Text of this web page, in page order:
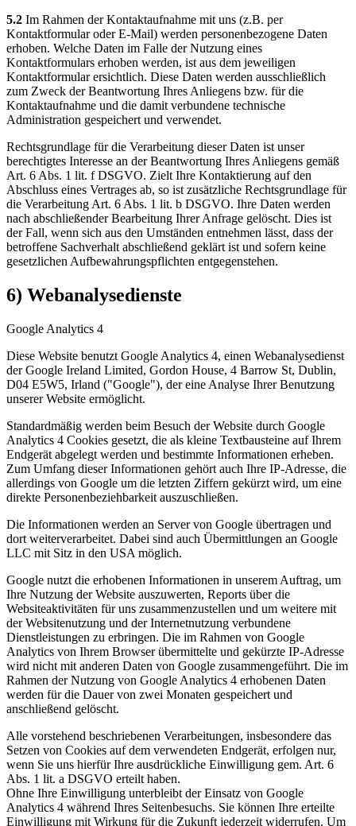
5.2 Im Rahmen der Kontaktaufnahme mit uns (z.B. per
Kontaktformular oder E-Mail) werden personenbezogene Daten
erhoben. Welche Daten im Falle der Nutzung eines
Kontaktformulars erhoben werden, ist aus dem jeweiligen
Kontaktformular ersichtlich. Diese Daten werden ausschließlich
zum Zweck der Beantwortung Ihres Anliegens bzw. für die
Kontaktaufnahme und die damit verbundene technische
Administration gespeichert und verwendet.
Rechtsgrundlage für die Verarbeitung dieser Daten ist unser
berechtigtes Interesse an der Beantwortung Ihres Anliegens gemäß
Art. 6 Abs. 1 lit. f DSGVO. Zielt Ihre Kontaktierung auf den
Abschluss eines Vertrages ab, so ist zusätzliche Rechtsgrundlage für
die Verarbeitung Art. 6 Abs. 1 lit. b DSGVO. Ihre Daten werden
nach abschließender Bearbeitung Ihrer Anfrage gelöscht. Dies ist
der Fall, wenn sich aus den Umständen entnehmen lässt, dass der
betroffene Sachverhalt abschließend geklärt ist und sofern keine
gesetzlichen Aufbewahrungspflichten entgegenstehen.
6) Webanalysedienste
Google Analytics 4
Diese Website benutzt Google Analytics 4, einen Webanalysedienst
der Google Ireland Limited, Gordon House, 4 Barrow St, Dublin,
D04 E5W5, Irland ("Google"), der eine Analyse Ihrer Benutzung
unserer Website ermöglicht.
Standardmäßig werden beim Besuch der Website durch Google
Analytics 4 Cookies gesetzt, die als kleine Textbausteine auf Ihrem
Endgerät abgelegt werden und bestimmte Informationen erheben.
Zum Umfang dieser Informationen gehört auch Ihre IP-Adresse, die
allerdings von Google um die letzten Ziffern gekürzt wird, um eine
direkte Personenbeziehbarkeit auszuschließen.
Die Informationen werden an Server von Google übertragen und
dort weiterverarbeitet. Dabei sind auch Übermittlungen an Google
LLC mit Sitz in den USA möglich.
Google nutzt die erhobenen Informationen in unserem Auftrag, um
Ihre Nutzung der Website auszuwerten, Reports über die
Websiteaktivitäten für uns zusammenzustellen und um weitere mit
der Websitenutzung und der Internetnutzung verbundene
Dienstleistungen zu erbringen. Die im Rahmen von Google
Analytics von Ihrem Browser übermittelte und gekürzte IP-Adresse
wird nicht mit anderen Daten von Google zusammengeführt. Die im
Rahmen der Nutzung von Google Analytics 4 erhobenen Daten
werden für die Dauer von zwei Monaten gespeichert und
anschließend gelöscht.
Alle vorstehend beschriebenen Verarbeitungen, insbesondere das
Setzen von Cookies auf dem verwendeten Endgerät, erfolgen nur,
wenn Sie uns hierfür Ihre ausdrückliche Einwilligung gem. Art. 6
Abs. 1 lit. a DSGVO erteilt haben.
Ohne Ihre Einwilligung unterbleibt der Einsatz von Google
Analytics 4 während Ihres Seitenbesuchs. Sie können Ihre erteilte
Einwilligung mit Wirkung für die Zukunft jederzeit widerrufen. Um